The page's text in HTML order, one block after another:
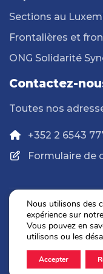
Sections au
Frontalières et
ONG Solidarité
Contactez-
Toutes nos
+352 2 6543
Formulaire de
2026 ©
Nous utilisons des
expérience sur
Vous pouvez en
utilisons ou les
Accepter